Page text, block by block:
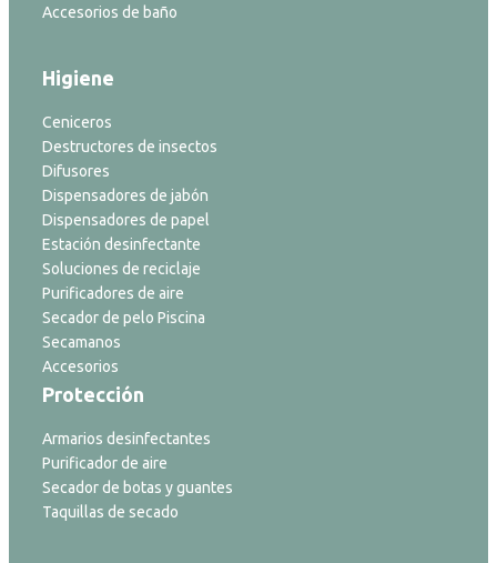
Accesorios de baño
Higiene
Ceniceros
Destructores de insectos
Difusores
Dispensadores de jabón
Dispensadores de papel
Estación desinfectante
Soluciones de reciclaje
Purificadores de aire
Secador de pelo Piscina
Secamanos
Accesorios
Protección
Armarios desinfectantes
Purificador de aire
Secador de botas y guantes
Taquillas de secado